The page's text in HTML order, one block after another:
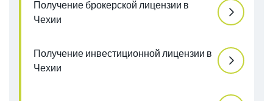
Получение брокерской лицензии в
Чехии
Получение инвестиционной лицензии в
Чехии